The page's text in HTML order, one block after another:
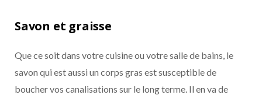
Savon et graisse
Que ce soit dans votre cuisine ou votre salle de bains, le
savon qui est aussi un corps gras est susceptible de
boucher vos canalisations sur le long terme. Il en va de